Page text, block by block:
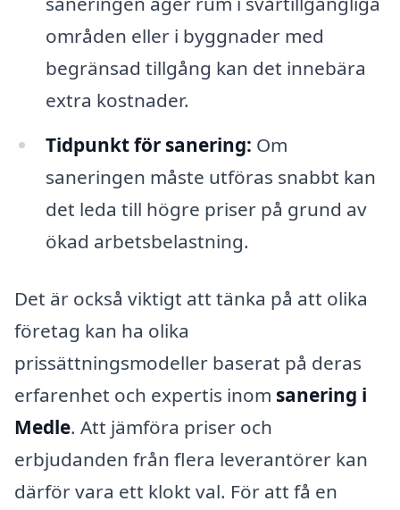
områden eller i byggnader med
begränsad tillgång kan det innebära
extra kostnader.
Tidpunkt för sanering: Om
saneringen måste utföras snabbt kan
det leda till högre priser på grund av
ökad arbetsbelastning.
Det är också viktigt att tänka på att olika
företag kan ha olika
prissättningsmodeller baserat på deras
erfarenhet och expertis inom sanering i
Medle. Att jämföra priser och
erbjudanden från flera leverantörer kan
därför vara ett klokt val. För att få en